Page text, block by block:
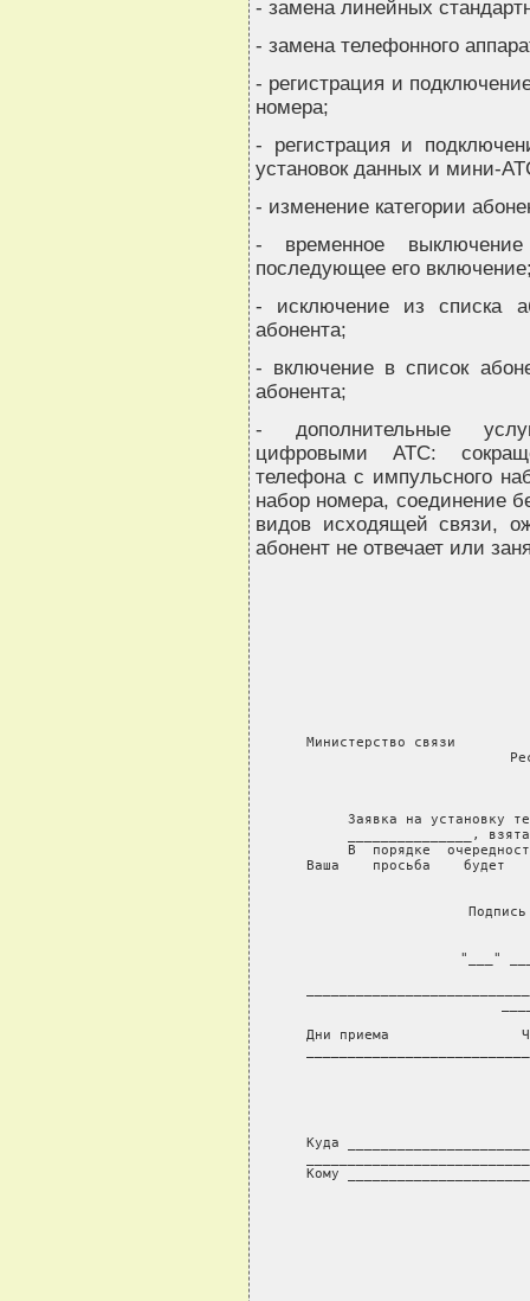
- замена линейных
- замена телефонного
- регистрация и
номера;
- регистрация и
установок данных и мини-
- изменение категории
- временное
последующее его
- исключение из списка
абонента;
- включение в список
абонента;
- дополнительные
цифровыми АТС:
телефона с импульсного
набор номера, соединение
видов исходящей связи,
абонент не отвечает или
Министерство
Заявка на установку
_______________,
В  порядке
Ваша    просьба    будет
"___"
Дни приема
Куда
Кому